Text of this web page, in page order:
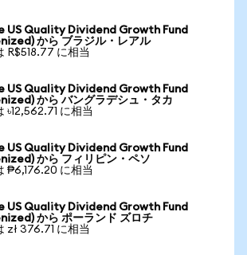
US Quality Dividend Growth Fund
から ブラジル・レアル
R$518.77 に相当
US Quality Dividend Growth Fund
から バングラデシュ・タカ
৳12,562.71 に相当
US Quality Dividend Growth Fund
から フィリピン・ペソ
₱6,176.20 に相当
US Quality Dividend Growth Fund
から ポーランド ズロチ
zł 376.71 に相当